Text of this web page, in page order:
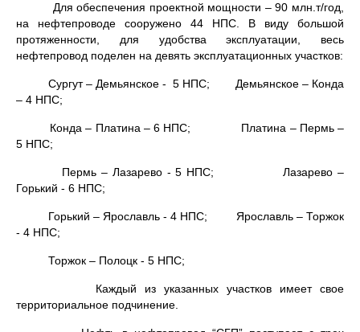
Для обеспечения проектной мощности – 90 млн.т/год,
на нефтепроводе сооружено 44 НПС. В виду большой
протяженности, для удобства эксплуатации, весь
нефтепровод поделен на девять эксплуатационных участков:
Сургут – Демьянское - 5 НПС; Демьянское – Конда
– 4 НПС;
Конда – Платина – 6 НПС; Платина – Пермь –
5 НПС;
Пермь – Лазарево - 5 НПС; Лазарево –
Горький - 6 НПС;
Горький – Ярославль - 4 НПС; Ярославль – Торжок
- 4 НПС;
Торжок – Полоцк - 5 НПС;
Каждый из указанных участков имеет свое
территориальное подчинение.